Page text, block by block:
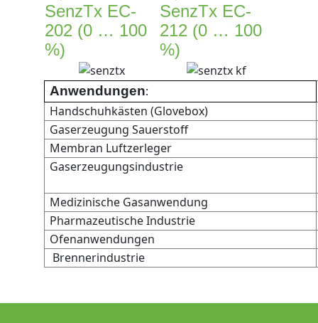
SenzTx EC-
202 (0 … 100
%)
SenzTx EC-
212 (0 … 100
%)
Anwendungen:
Handschuhkästen (Glovebox)
Gaserzeugung Sauerstoff
Membran Luftzerleger
Gaserzeugungsindustrie
Medizinische Gasanwendung
Pharmazeutische Industrie
Ofenanwendungen
Brennerindustrie